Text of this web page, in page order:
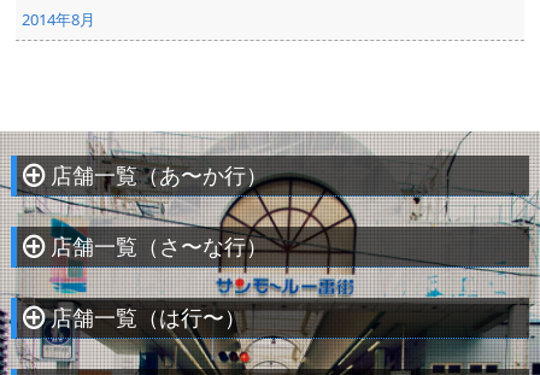
2014年8月
À 店舗一覧（あ〜か行）
À 店舗一覧（さ〜な行）
À 店舗一覧（は行〜）